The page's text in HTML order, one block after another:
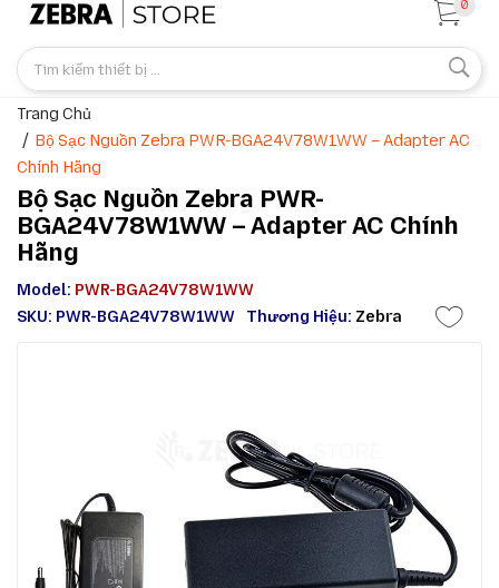
0
Trang Chủ
Bộ Sạc Nguồn Zebra PWR-BGA24V78W1WW – Adapter AC
Chính Hãng
Bộ Sạc Nguồn Zebra PWR-
BGA24V78W1WW – Adapter AC Chính
Hãng
Model: PWR-BGA24V78W1WW
SKU: PWR-BGA24V78W1WW
Thương Hiệu: Zebra